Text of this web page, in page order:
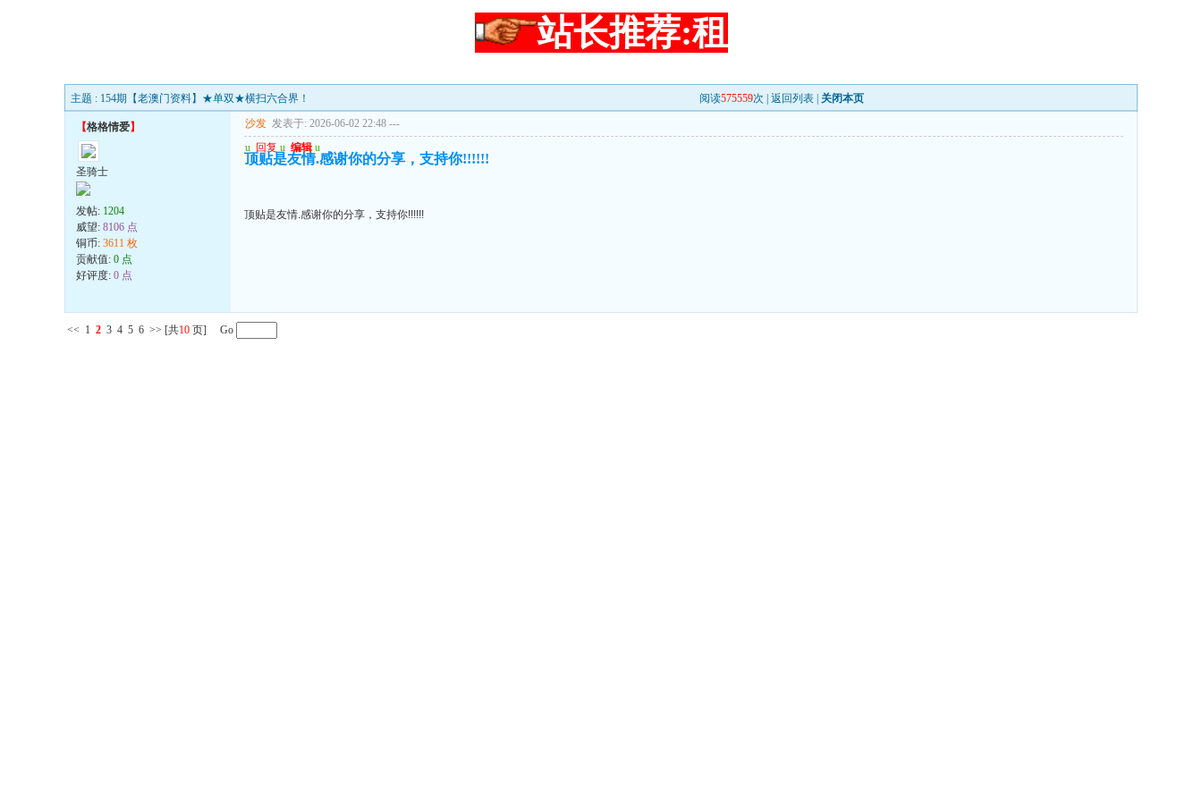
站长推荐:租
主题 : 154期【老澳门资料】★单双★横扫六合界！ 阅读575559次 | 返回列表 关闭本页
【格格情爱】
圣骑士
发帖: 1204
威望: 8106 点
铜币: 3611 枚
贡献值: 0 点
好评度: 0 点
沙发 发表于: 2026-06-02 22:48 ---
u 回复 u 编辑 u
顶贴是友情.感谢你的分享，支持你!!!!!!
顶贴是友情.感谢你的分享，支持你!!!!!!
<< 1 2 3 4 5 6 >> [共10 页] Go